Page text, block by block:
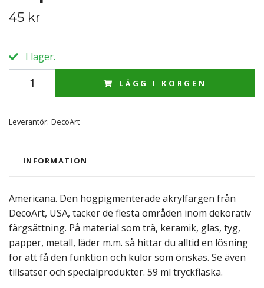
45 kr
I lager.
LÄGG I KORGEN
Leverantör: DecoArt
INFORMATION
Americana. Den högpigmenterade akrylfärgen från
DecoArt, USA, täcker de flesta områden inom dekorativ
färgsättning. På material som trä, keramik, glas, tyg,
papper, metall, läder m.m. så hittar du alltid en lösning
för att få den funktion och kulör som önskas. Se även
tillsatser och specialprodukter. 59 ml tryckflaska.